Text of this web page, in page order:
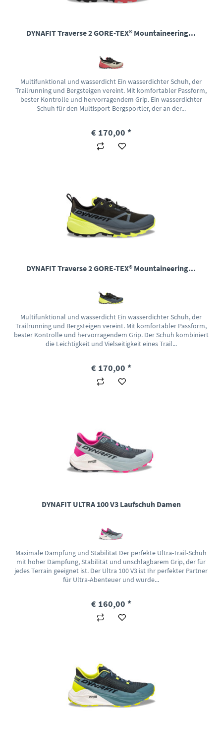
DYNAFIT Traverse 2 GORE-TEX® Mountaineering...
Multifunktional und wasserdicht Ein wasserdichter Schuh, der
Trailrunning und Bergsteigen vereint. Mit komfortabler Passform,
bester Kontrolle und hervorragendem Grip. Ein wasserdichter
Schuh für den Multisport-Bergsportler, der an der...
€ 170,00 *
DYNAFIT Traverse 2 GORE-TEX® Mountaineering...
Multifunktional und wasserdicht Ein wasserdichter Schuh, der
Trailrunning und Bergsteigen vereint. Mit komfortabler Passform,
bester Kontrolle und hervorragendem Grip. Der Schuh kombiniert
die Leichtigkeit und Vielseitigkeit eines Trail...
€ 170,00 *
DYNAFIT ULTRA 100 V3 Laufschuh Damen
Maximale Dämpfung und Stabilität Der perfekte Ultra-Trail-Schuh
mit hoher Dämpfung, Stabilität und unschlagbarem Grip, der für
jedes Terrain geeignet ist. Der Ultra 100 V3 ist Ihr perfekter Partner
für Ultra-Abenteuer und wurde...
€ 160,00 *